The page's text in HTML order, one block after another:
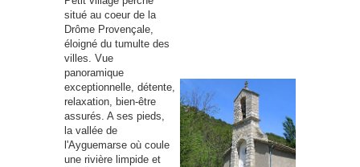
situé au coeur de la
Drôme Provençale,
éloigné du tumulte des
villes. Vue
panoramique
exceptionnelle, détente,
relaxation, bien-être
assurés. A ses pieds,
la vallée de
l'Ayguemarse où coule
une rivière limpide et